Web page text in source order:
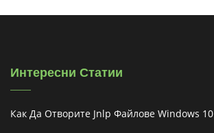
Интересни Статии
Как Да Отворите Jnlp Файлове Windows 10